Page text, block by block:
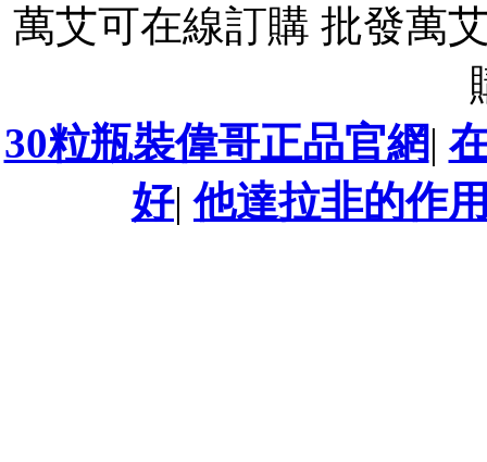
萬艾可在線訂購 批發萬
30粒瓶裝偉哥正品官網|
好|他達拉非的作